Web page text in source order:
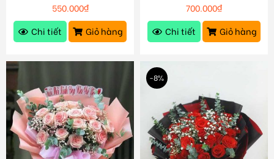
550.000₫
Chi tiết
Giỏ hàng
700.000₫
Chi tiết
Giỏ hàng
-8%